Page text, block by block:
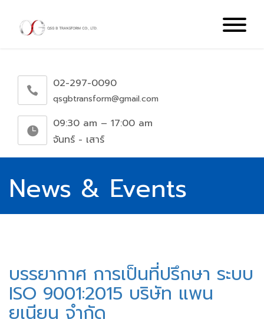
02-297-0090
qsgbtransform@gmail.com
09:30 am – 17:00 am
จันทร์ - เสาร์
News & Events
บรรยากาศ การเป็นที่ปรึกษา ระบบ
ISO 9001:2015 บริษัท แพน
ยูเนียน จำกัด